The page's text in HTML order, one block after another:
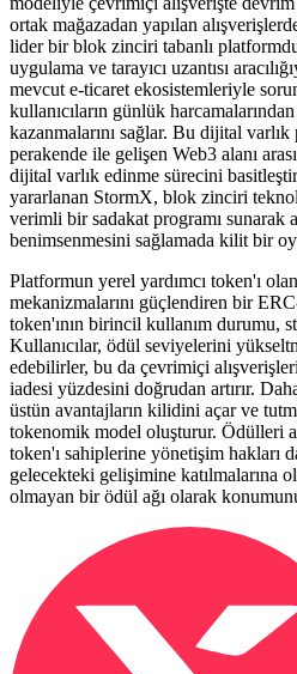
ortak mağazadan yapılan
lider bir blok zinciri tabanlı
uygulama ve tarayıcı uzantısı
mevcut e-ticaret ekosistemleriyle
kullanıcıların günlük
kazanmalarını sağlar. Bu dijital
perakende ile gelişen Web3 alanı
dijital varlık edinme sürecini
yararlanan StormX, blok zinciri
verimli bir sadakat programı sunarak
benimsenmesini sağlamada kilit bir
Platformun yerel yardımcı token'ı
mekanizmalarını güçlendiren bir
token'ının birincil kullanım durumu,
Kullanıcılar, ödül seviyelerini
edebilirler, bu da çevrimiçi
iadesi yüzdesini doğrudan artırır.
üstün avantajların kilidini açar ve
tokenomik model oluşturur. Ödülleri
token'ı sahiplerine yönetişim hakları
gelecekteki gelişimine katılmalarına
olmayan bir ödül ağı olarak